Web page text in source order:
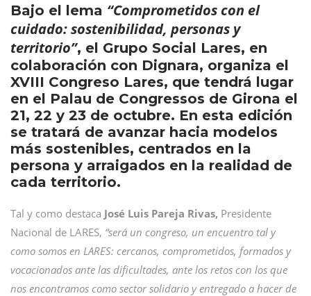
Bajo el lema “Comprometidos con el
cuidado: sostenibilidad, personas y
territorio”, el Grupo Social Lares, en
colaboración con Dignara, organiza el
XVIII Congreso Lares, que tendrá lugar
en el Palau de Congressos de Girona el
21, 22 y 23 de octubre. En esta edición
se tratará de avanzar hacia modelos
más sostenibles, centrados en la
persona y arraigados en la realidad de
cada territorio.
Tal y como destaca José Luis Pareja Rivas, Presidente
Nacional de LARES, “será un congreso, un encuentro tal y
como somos en LARES: cercanos, comprometidos, formados y
vocacionados ante las dificultades, ante los retos con los que
nos encontramos como sector solidario y entregado a hacer de